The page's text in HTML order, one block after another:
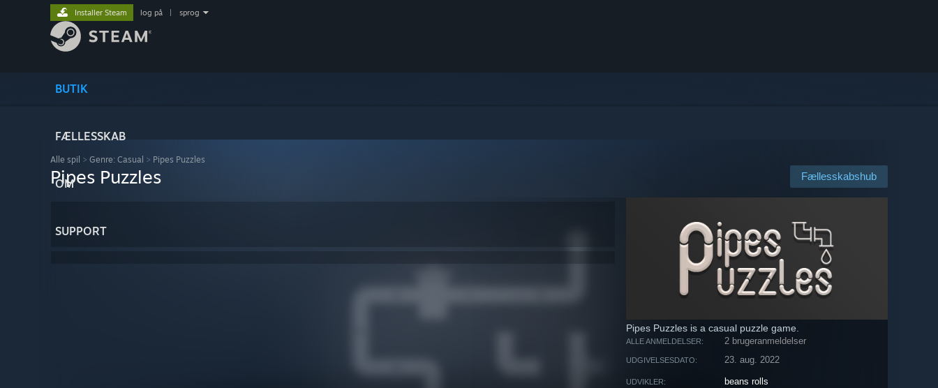
BUTIK
FÆLLESSKAB
OM
SUPPORT
Installer Steam log på sprog
Alle spil > Genre: Casual > Pipes Puzzles
Fællesskabshub
Pipes Puzzles
Pipes Puzzles is a casual puzzle game.
ALLE ANMELDELSER: 2 brugeranmeldelser
UDGIVELSESDATO: 23. aug. 2022
UDVIKLER: beans rolls